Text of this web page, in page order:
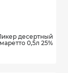
десертный
0,5л 25%